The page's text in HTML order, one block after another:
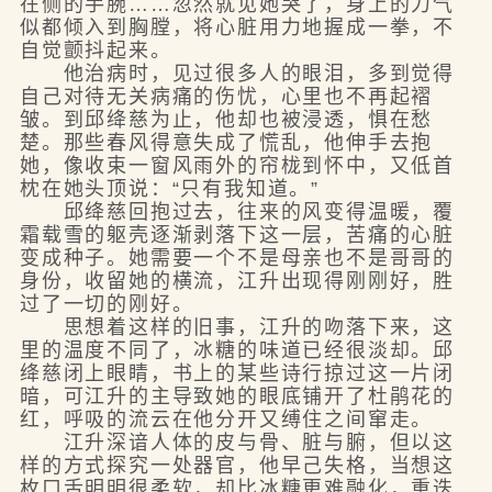
在侧的手腕……忽然就见她哭了，身上的力气
似都倾入到胸膛，将心脏用力地握成一拳，不
自觉颤抖起来。
他治病时，见过很多人的眼泪，多到觉得
自己对待无关病痛的伤忧，心里也不再起褶
皱。到邱绛慈为止，他却也被浸透，惧在愁
楚。那些春风得意失成了慌乱，他伸手去抱
她，像收束一窗风雨外的帘栊到怀中，又低首
枕在她头顶说：“只有我知道。”
邱绛慈回抱过去，往来的风变得温暖，覆
霜载雪的躯壳逐渐剥落下这一层，苦痛的心脏
变成种子。她需要一个不是母亲也不是哥哥的
身份，收留她的横流，江升出现得刚刚好，胜
过了一切的刚好。
思想着这样的旧事，江升的吻落下来，这
里的温度不同了，冰糖的味道已经很淡却。邱
绛慈闭上眼睛，书上的某些诗行掠过这一片闭
暗，可江升的主导致她的眼底铺开了杜鹃花的
红，呼吸的流云在他分开又缚住之间窜走。
江升深谙人体的皮与骨、脏与腑，但以这
样的方式探究一处器官，他早己失格，当想这